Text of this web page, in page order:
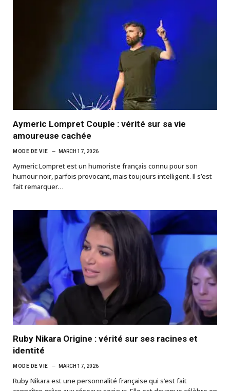
Aymeric Lompret Couple : vérité sur sa vie
amoureuse cachée
MODE DE VIE MARCH 17, 2026
Aymeric Lompret est un humoriste français connu pour son
humour noir, parfois provocant, mais toujours intelligent. Il s’est
fait remarquer…
Ruby Nikara Origine : vérité sur ses racines et
identité
MODE DE VIE MARCH 17, 2026
Ruby Nikara est une personnalité française qui s’est fait